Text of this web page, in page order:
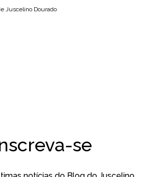
Juscelino Dourado
se